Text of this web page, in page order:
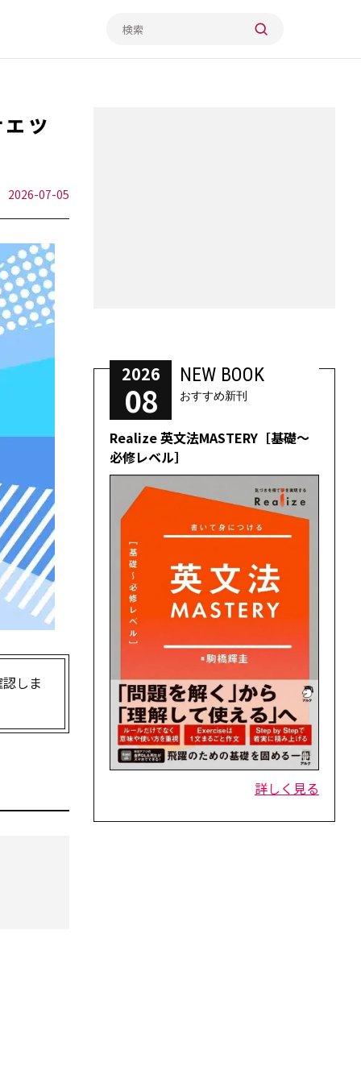
ッ
2026-07-05
しま
2026
08
NEW BOOK
おすすめ新刊
Realize 英文法MASTERY［基礎～
必修レベル］
詳しく見る